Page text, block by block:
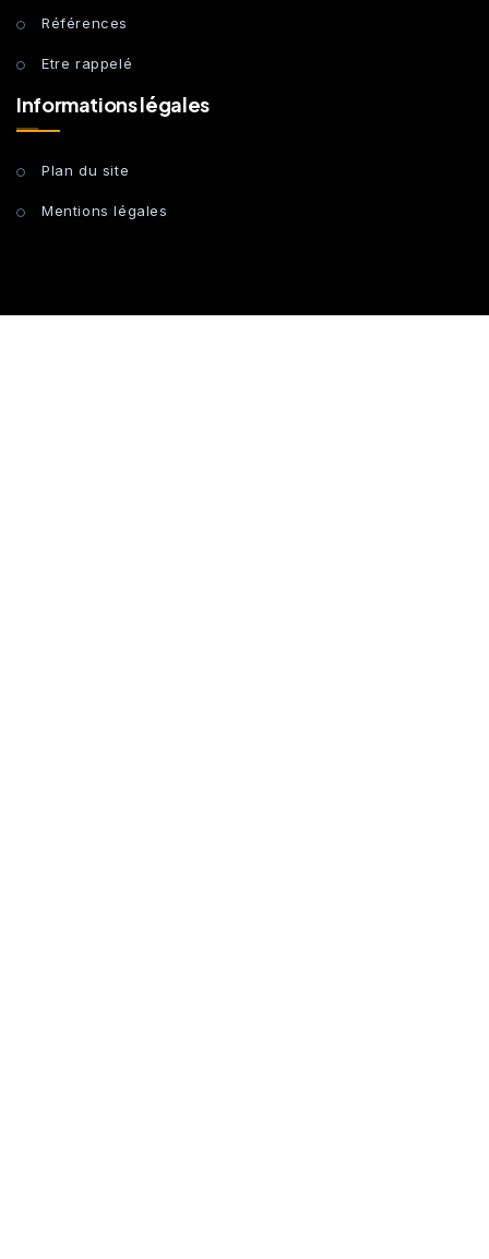
Références
Etre rappelé
Informations légales
Plan du site
Mentions légales